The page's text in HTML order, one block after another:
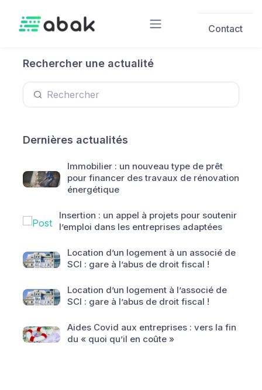
Contact
Rechercher une actualité
Dernières actualités
Immobilier : un nouveau type de prêt
pour financer des travaux de rénovation
énergétique
Insertion : un appel à projets pour soutenir
l’emploi dans les entreprises adaptées
Location d’un logement à un associé de
SCI : gare à l’abus de droit fiscal !
Location d’un logement à l’associé de
SCI : gare à l’abus de droit fiscal !
Aides Covid aux entreprises : vers la fin
du « quoi qu’il en coûte »